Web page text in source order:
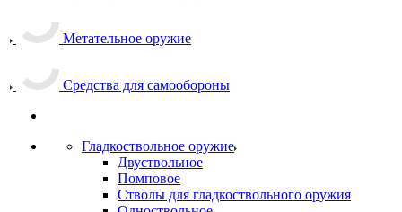
Метательное оружие
Средства для самообороны
Гладкоствольное оружие
Двуствольное
Помповое
Стволы для гладкоствольного оружия